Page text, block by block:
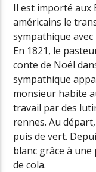
Il est importé aux
américains le
sympathique
En 1821, le
conte de Noël
sympathique
monsieur habite
travail par des
rennes. Au
puis de vert.
blanc grâce à
de cola.